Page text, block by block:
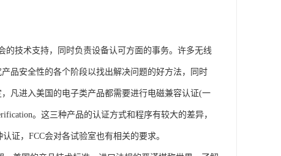
的技术支持，同时负责设备认可方面的事务。许多无线
品安全性的各个阶段以找出解决问题的好方法，同时
凡进入美国的电子类产品都需要进行电磁兼容认证(一
。这三种产品的认证方式和程序有较大的差异，
证，FCC会对各试验室也有相关的要求。